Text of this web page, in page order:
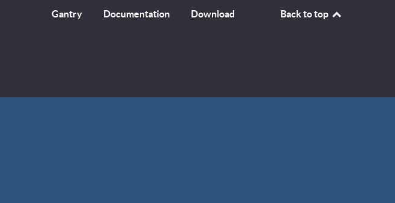
Gantry Documentation Download Back to top